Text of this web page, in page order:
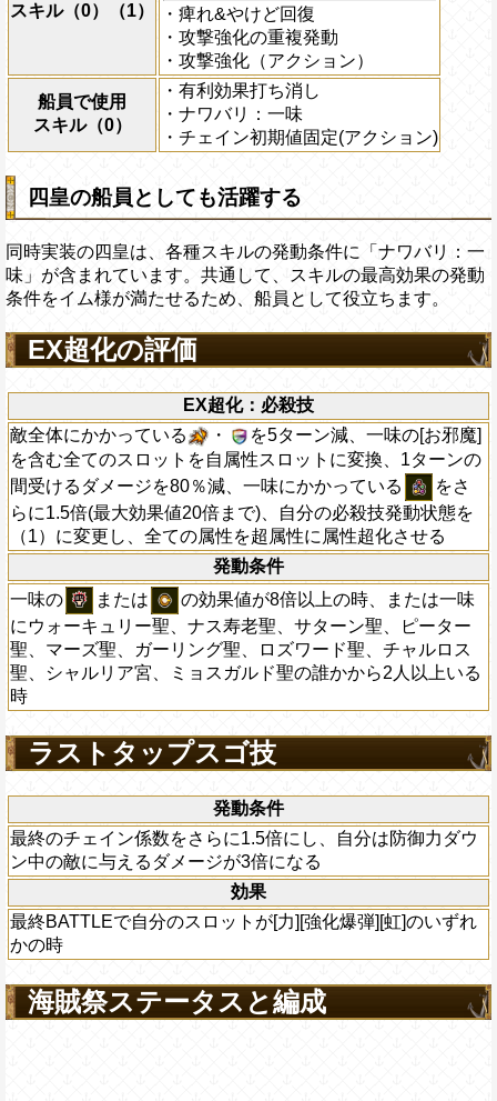
スキル（0）（1）
・痺れ&やけど回復
・攻撃強化の重複発動
・攻撃強化（アクション）
船員で使用
スキル（0）
・有利効果打ち消し
・ナワバリ：一味
・チェイン初期値固定(アクション)
四皇の船員としても活躍する
同時実装の四皇は、各種スキルの発動条件に「ナワバリ：一
味」が含まれています。共通して、スキルの最高効果の発動
条件をイム様が満たせるため、船員として役立ちます。
EX超化の評価
EX超化：必殺技
敵全体にかかっている
・
を5ターン減、一味の[お邪魔]
を含む全てのスロットを自属性スロットに変換、1ターンの
間受けるダメージを80％減、一味にかかっている
をさ
らに1.5倍(最大効果値20倍まで)、自分の必殺技発動状態を
（1）に変更し、全ての属性を超属性に属性超化させる
発動条件
一味の
または
の効果値が8倍以上の時、または一味
にウォーキュリー聖、ナス寿老聖、サターン聖、ピーター
聖、マーズ聖、ガーリング聖、ロズワード聖、チャルロス
聖、シャルリア宮、ミョスガルド聖の誰かから2人以上いる
時
ラストタップスゴ技
発動条件
最終のチェイン係数をさらに1.5倍にし、自分は防御力ダウ
ン中の敵に与えるダメージが3倍になる
効果
最終BATTLEで自分のスロットが[力][強化爆弾][虹]のいずれ
かの時
海賊祭ステータスと編成